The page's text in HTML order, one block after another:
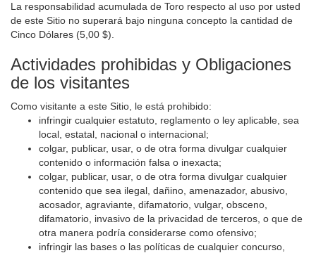
La responsabilidad acumulada de Toro respecto al uso por usted
de este Sitio no superará bajo ninguna concepto la cantidad de
Cinco Dólares (5,00 $).
Actividades prohibidas y Obligaciones
de los visitantes
Como visitante a este Sitio, le está prohibido:
infringir cualquier estatuto, reglamento o ley aplicable, sea
local, estatal, nacional o internacional;
colgar, publicar, usar, o de otra forma divulgar cualquier
contenido o información falsa o inexacta;
colgar, publicar, usar, o de otra forma divulgar cualquier
contenido que sea ilegal, dañino, amenazador, abusivo,
acosador, agraviante, difamatorio, vulgar, obsceno,
difamatorio, invasivo de la privacidad de terceros, o que de
otra manera podría considerarse como ofensivo;
infringir las bases o las políticas de cualquier concurso,